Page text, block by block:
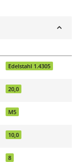
Edelstahl 1.4305
20,0
M5
10,0
8